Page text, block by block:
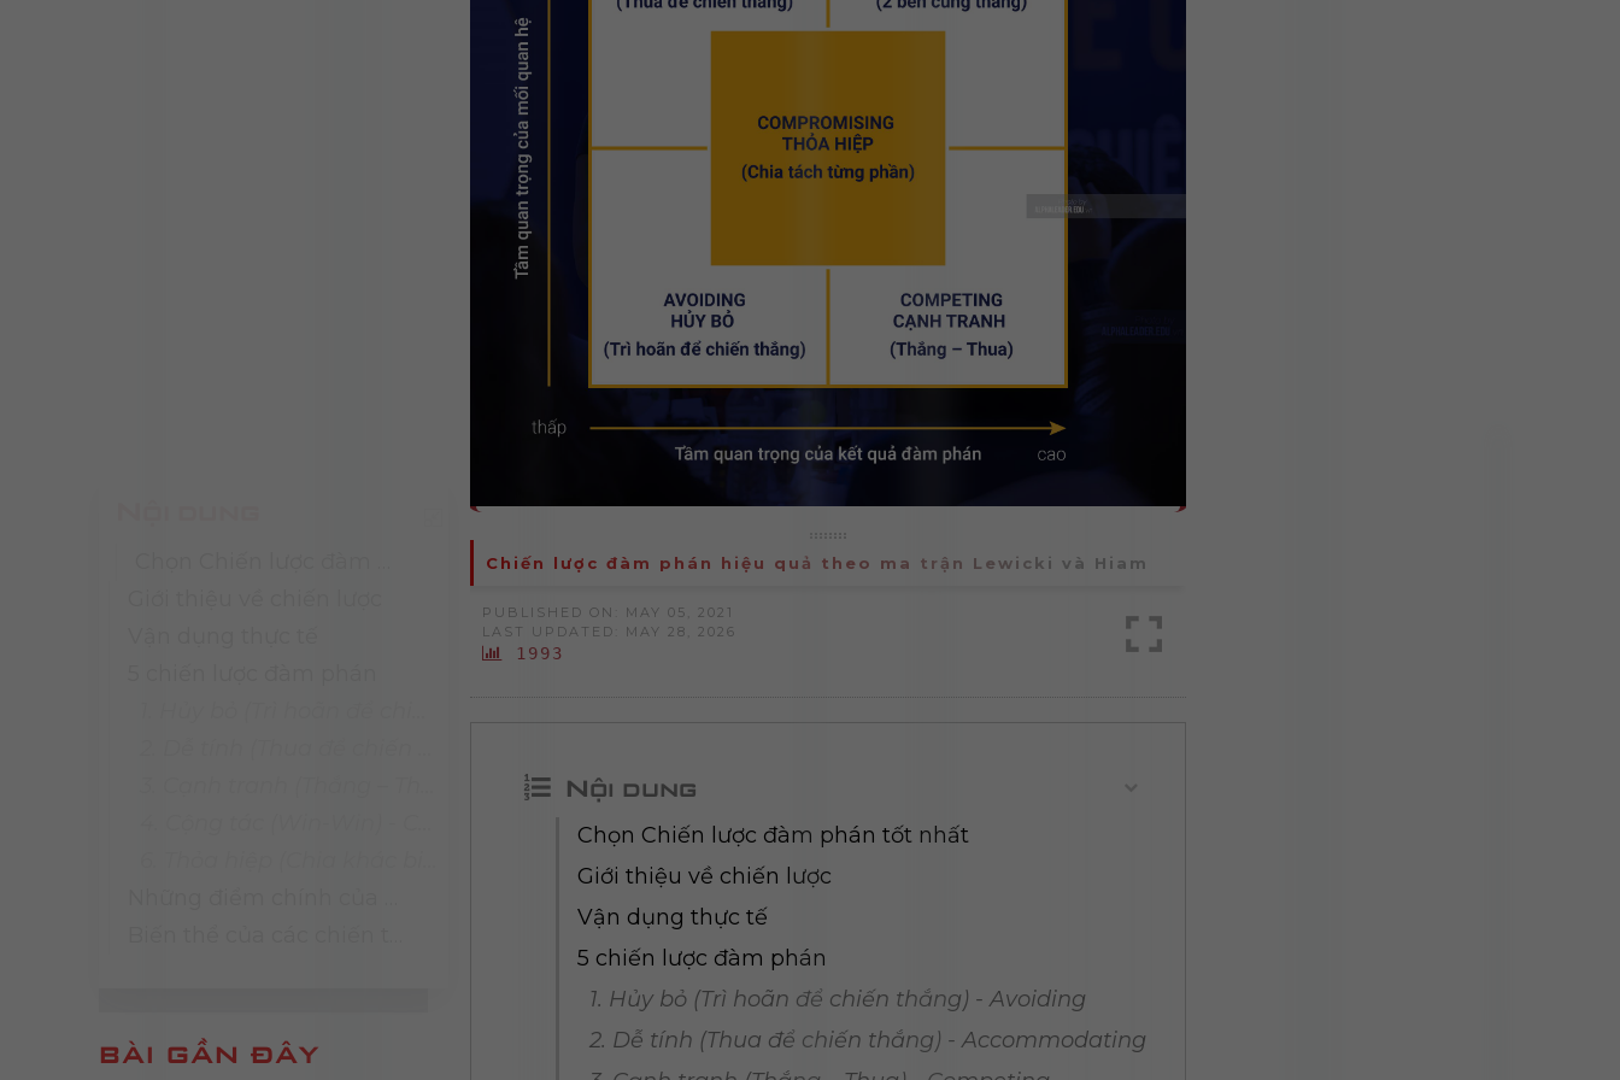
BÀI GẦN ĐÂY
Chiến lược đàm phán hiệu quả theo ma trận Lewicki và Hiam
PUBLISHED ON: MAY 05, 2021
LAST UPDATED: MAY 28, 2026
1993
Nội dung
Chọn Chiến lược đàm phán tốt nhất
Giới thiệu về chiến lược
Vận dụng thực tế
5 chiến lược đàm phán
1. Hủy bỏ (Trì hoãn để chiến thắng) - Avoiding
2. Dễ tính (Thua để chiến thắng) - Accommodating